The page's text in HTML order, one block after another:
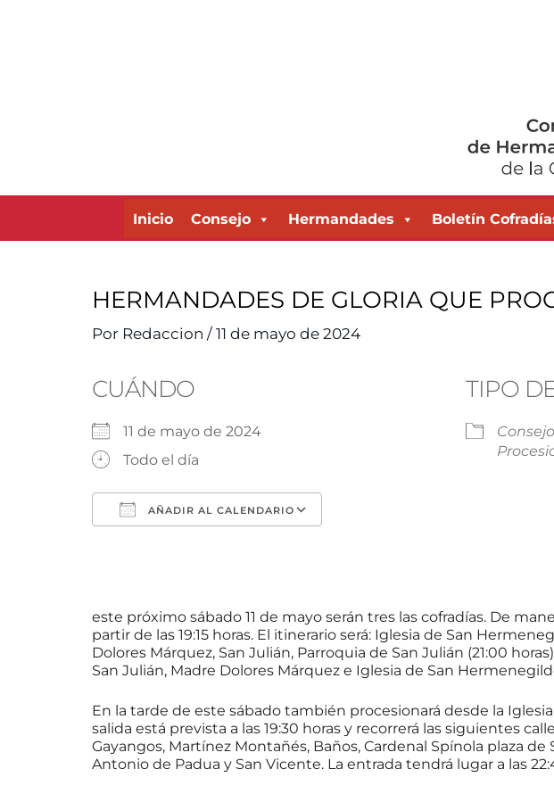
Inicio Consejo Hermandades Boletín
HERMANDADES DE GLORIA QUE
Por Redaccion / 11 de mayo de 2024
CUÁNDO
11 de mayo de 2024
Todo el día
AÑADIR AL CALENDARIO
TIPO
Consejo
este próximo sábado 11 de mayo serán tres las cofradías. De
partir de las 19:15 horas. El itinerario será: Iglesia de San
Dolores Márquez, San Julián, Parroquia de San Julián (21:00
San Julián, Madre Dolores Márquez e Iglesia de San
En la tarde de este sábado también procesionará desde la
salida está prevista a las 19:30 horas y recorrerá las siguientes
Gayangos, Martínez Montañés, Baños, Cardenal Spínola plaza
Antonio de Padua y San Vicente. La entrada tendrá lugar a las